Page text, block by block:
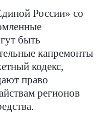
России» со
быть
капремонты
кодекс,
право
регионов